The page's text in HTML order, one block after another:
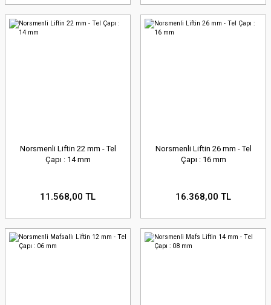
Norsmenli Liftin 22 mm - Tel
Çapı : 14 mm
11.568,00 TL
Norsmenli Liftin 26 mm - Tel
Çapı : 16 mm
16.368,00 TL